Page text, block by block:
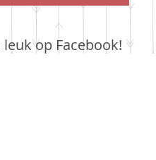
op Facebook!